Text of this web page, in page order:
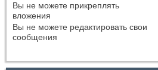
Вы не можете прикреплять
вложения
Вы не можете редактировать свои
сообщения